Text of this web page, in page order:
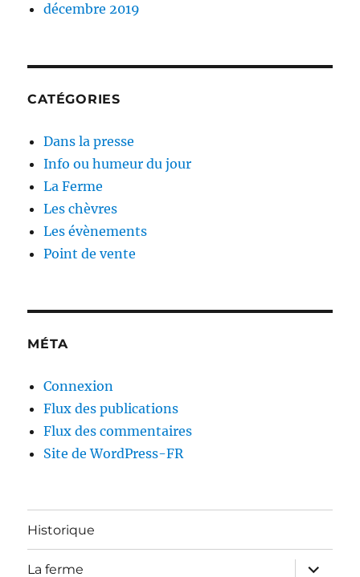
décembre 2019
CATÉGORIES
Dans la presse
Info ou humeur du jour
La Ferme
Les chèvres
Les évènements
Point de vente
MÉTA
Connexion
Flux des publications
Flux des commentaires
Site de WordPress-FR
Historique
La ferme
ouvrir